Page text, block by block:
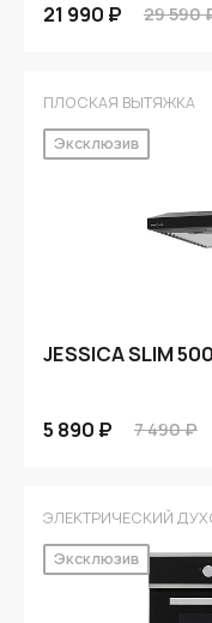
21 990 ₽ 29 590
ПЛОСКАЯ ВЫТЯЖКА
Эксклюзив
JESSICA SLIM
5 890 ₽ 7 490 ₽
ЭЛЕКТРИЧЕСКИЙ
Эксклюзив